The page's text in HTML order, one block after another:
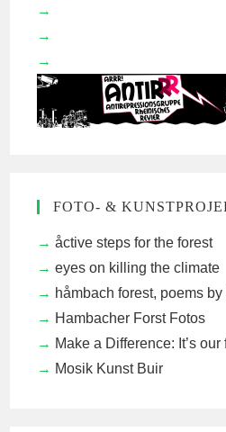
FOTO- &
åctive steps for the forest
eyes on killing the climate
håmbach forest, poems
Hambacher Forst Fotos
Make a Difference: It’s our
Mosik Kunst Buir